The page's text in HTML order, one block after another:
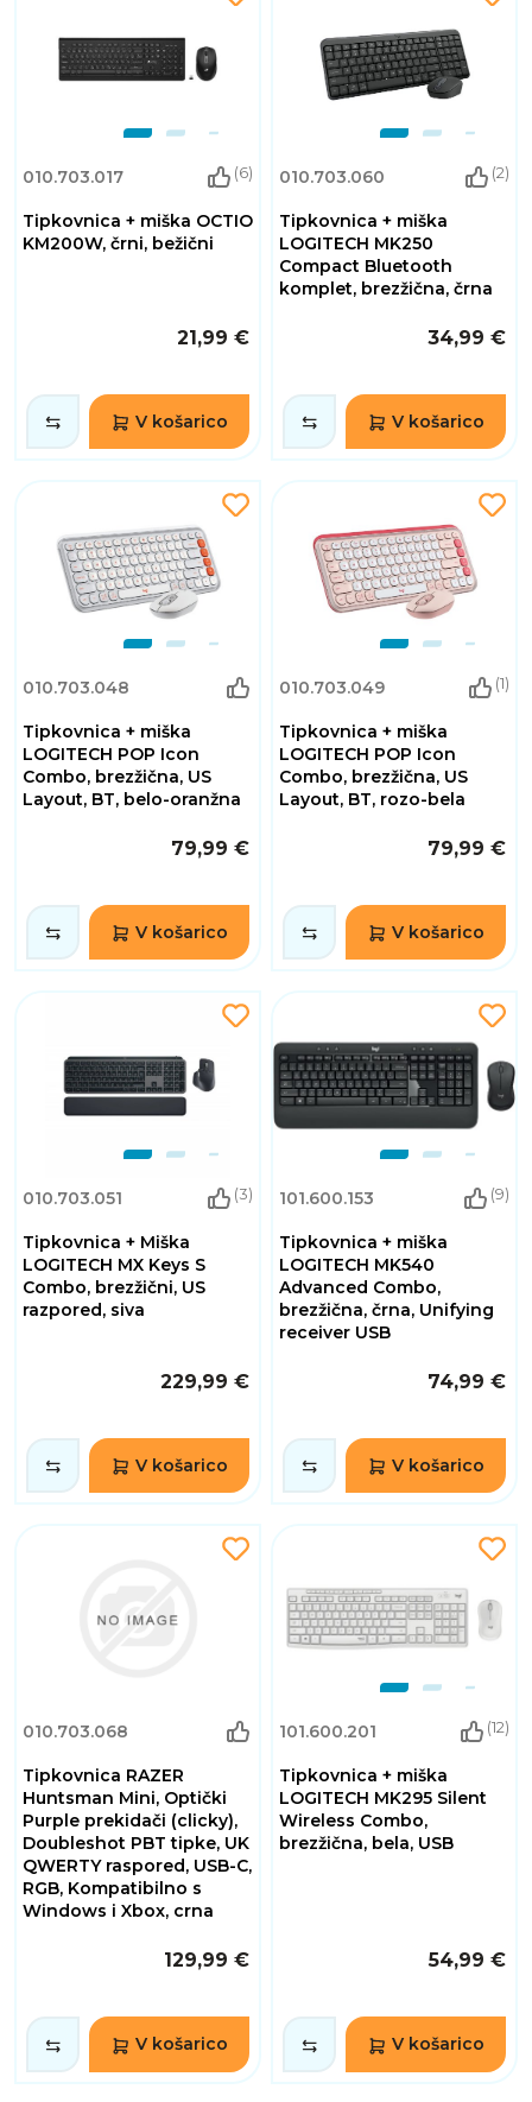
010.703.017 (6)
Tipkovnica + miška OCTIO
KM200W, črni, bežični
21,99 €
V košarico
010.703.060 (2)
Tipkovnica + miška
LOGITECH MK250
Compact Bluetooth
komplet, brezžična, črna
34,99 €
V košarico
010.703.048
Tipkovnica + miška
LOGITECH POP Icon
Combo, brezžična, US
Layout, BT, belo-oranžna
79,99 €
V košarico
010.703.049 (1)
Tipkovnica + miška
LOGITECH POP Icon
Combo, brezžična, US
Layout, BT, rozo-bela
79,99 €
V košarico
010.703.051 (3)
Tipkovnica + Miška
LOGITECH MX Keys S
Combo, brezžični, US
razpored, siva
229,99 €
V košarico
101.600.153 (9)
Tipkovnica + miška
LOGITECH MK540
Advanced Combo,
brezžična, črna, Unifying
receiver USB
74,99 €
V košarico
010.703.068
Tipkovnica RAZER
Huntsman Mini, Optički
Purple prekidači (clicky),
Doubleshot PBT tipke, UK
QWERTY raspored, USB-C,
RGB, Kompatibilno s
Windows i Xbox, crna
129,99 €
V košarico
101.600.201 (12)
Tipkovnica + miška
LOGITECH MK295 Silent
Wireless Combo,
brezžična, bela, USB
54,99 €
V košarico